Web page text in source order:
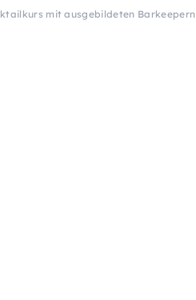
mit ausgebildeten Barkeepern